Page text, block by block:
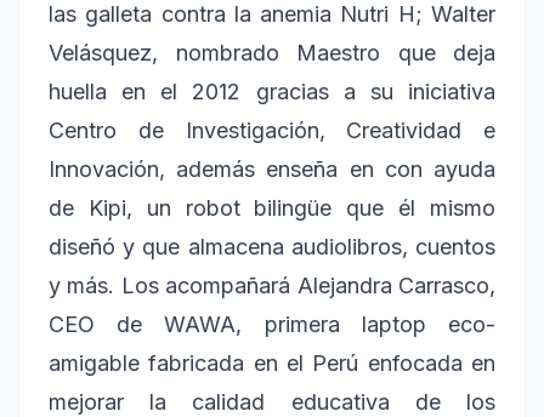
las galleta contra la anemia Nutri H; Walter
Velásquez, nombrado Maestro que deja
huella en el 2012 gracias a su iniciativa
Centro de Investigación, Creatividad e
Innovación, además enseña en con ayuda
de Kipi, un robot bilingüe que él mismo
diseñó y que almacena audiolibros, cuentos
y más. Los acompañará Alejandra Carrasco,
CEO de WAWA, primera laptop eco-
amigable fabricada en el Perú enfocada en
mejorar la calidad educativa de los